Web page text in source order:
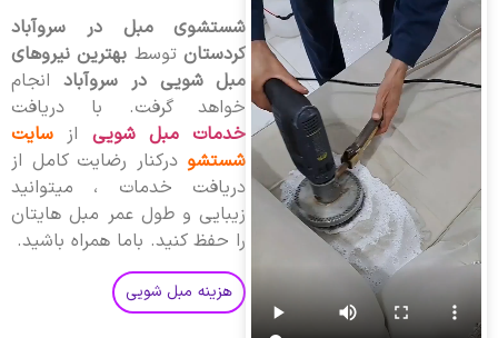
شستشوی مبل در سروآباد
کردستانتوسط بهترین نیروهای
مبل شویی در سروآبادانجام
خواهد گرفت. با دریافت
خدمات مبل شوییاز سایت
شستشودرکنار رضایت کامل از
دریافت خدمات ، میتوانید
زیبایی و طول عمر مبل هایتان
را حفظ کنید. باما همراه باشید.
هزینه مبل شویی